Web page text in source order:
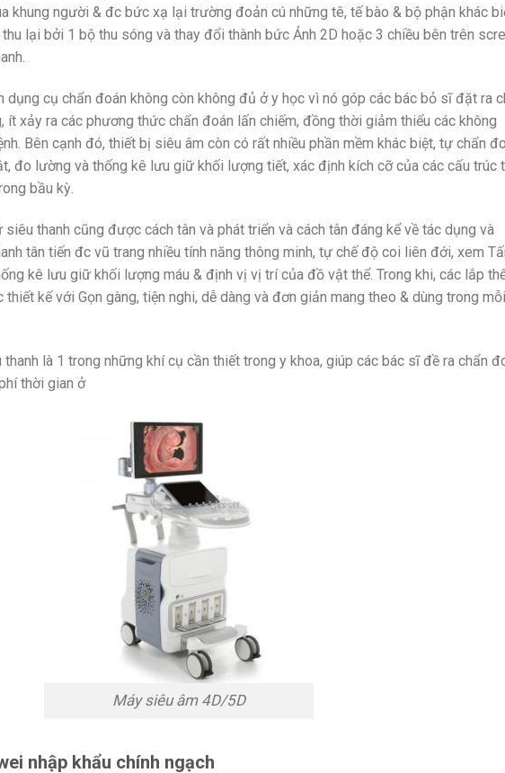
khung người & đc bức xạ lại trường đoản cú những tê, tế bào & bộ phận khác
lại bởi 1 bộ thu sóng và thay đổi thành bức Ảnh 2D hoặc 3 chiều bên trên
dụng cụ chẩn đoán không còn không đủ ở y học vì nó góp các bác bỏ sĩ đặt ra
ít xảy ra các phương thức chẩn đoán lấn chiếm, đồng thời giảm thiểu các không
Bên cạnh đó, thiết bị siêu âm còn có rất nhiều phần mềm khác biệt, tự chẩn
đo lường và thống kê lưu giữ khối lượng tiết, xác định kích cỡ của các cấu trúc
bầu kỳ.
siêu thanh cũng được cách tân và phát triển và cách tân đáng kể về tác dụng và
tân tiến đc vũ trang nhiều tính năng thông minh, tự chế độ coi liên đới, xem
kê lưu giữ khối lượng máu & định vị vị trí của đồ vật thể. Trong khi, các lắp
kế với Gọn gàng, tiện nghi, dễ dàng và đơn giản mang theo & dùng trong mỗi
là 1 trong những khí cụ cần thiết trong y khoa, giúp các bác sĩ đề ra chẩn
thời gian ở
Máy siêu âm 4D/5D
nhập khẩu chính ngạch